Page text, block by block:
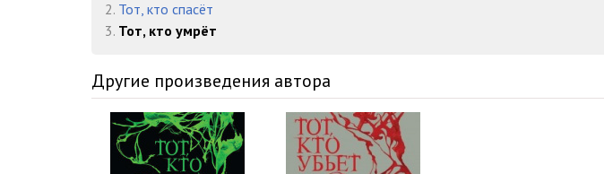
01_15_Kazhdaya sekunda bestsenna
01_17_Ustalost
01_18_Ya hochu, chtoby eto bylo pravdoy
02_01_Snova v bunkere
2. Тот, кто спасёт
3. Тот, кто умрёт
Другие произведения автора